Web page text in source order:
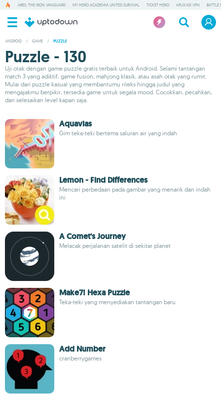
ARES: THE IRON VANGUARD MY HERO ACADEMIA UNITED SURVIVAL TICKET HERO APLIKASI VPN BATTLE
ANDROID / GAME / PUZZLE
Puzzle - 130
Uji otak dengan game puzzle gratis terbaik untuk Android. Selami tantangan
match 3 yang adiktif, game fusion, mahjong klasik, atau asah otak yang rumit.
Mulai dari puzzle kasual yang membantumu rileks hingga judul yang
mengajakmu berpikir, tersedia game untuk segala mood. Cocokkan, pecahkan,
dan selesaikan level kapan saja.
Aquavias
Gim teka-teki bertema saluran air yang indah
Lemon - Find Differences
Mencari perbedaan pada gambar yang menarik dan indah
ini
A Comet's Journey
Melacak perjalanan satelit di sekitar planet
Make7! Hexa Puzzle
Teka-teki yang menyediakan tantangan baru
Add Number
cranberrygames